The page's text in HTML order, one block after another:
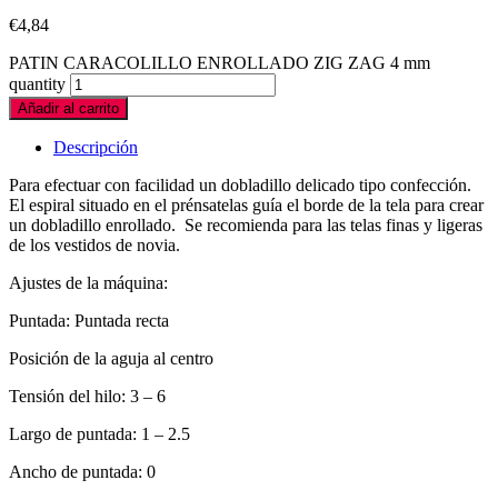
€4,84
PATIN CARACOLILLO ENROLLADO ZIG ZAG 4 mm
quantity
Añadir al carrito
Descripción
Para efectuar con facilidad un dobladillo delicado tipo confección.
El espiral situado en el prénsatelas guía el borde de la tela para crear
un dobladillo enrollado. Se recomienda para las telas finas y ligeras
de los vestidos de novia.
Ajustes de la máquina:
Puntada: Puntada recta
Posición de la aguja al centro
Tensión del hilo: 3 – 6
Largo de puntada: 1 – 2.5
Ancho de puntada: 0